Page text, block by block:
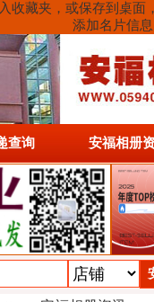
收藏夹，或保存到桌
添加名片信
查询 安福相册